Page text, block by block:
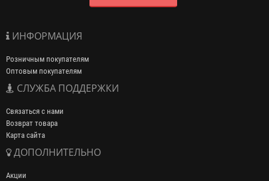
ИНФОРМАЦИЯ
Розничным покупателям
Оптовым покупателям
СЛУЖБА ПОДДЕРЖКИ
Связаться с нами
Возврат товара
Карта сайта
ДОПОЛНИТЕЛЬНО
Акции